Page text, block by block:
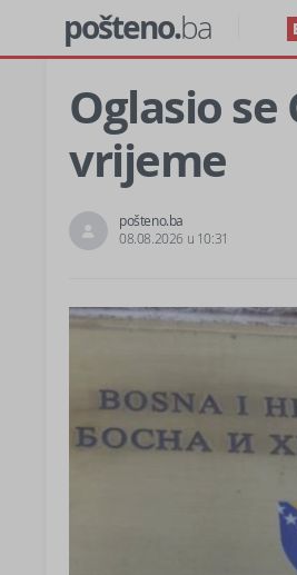
pošteno.ba
Oglasio
vrijeme
pošteno.ba
08.08.2026 u 10:31